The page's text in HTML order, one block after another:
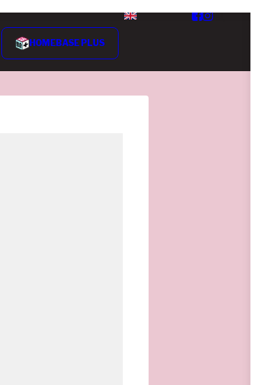
HOMEBASE PLUS